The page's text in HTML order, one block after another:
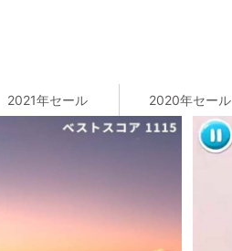
2021年セール 2020年セール